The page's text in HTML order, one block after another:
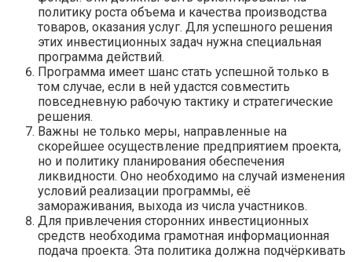
политику роста объема и качества производства
товаров, оказания услуг. Для успешного решения
этих инвестиционных задач нужна специальная
программа действий.
Программа имеет шанс стать успешной только в
том случае, если в ней удастся совместить
повседневную рабочую тактику и стратегические
решения.
Важны не только меры, направленные на
скорейшее осуществление предприятием проекта,
но и политику планирования обеспечения
ликвидности. Оно необходимо на случай изменения
условий реализации программы, её
замораживания, выхода из числа участников.
Для привлечения сторонних инвестиционных
средств необходима грамотная информационная
подача проекта. Эта политика должна подчёркивать